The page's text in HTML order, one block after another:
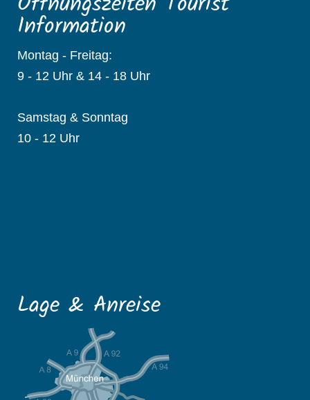
Information
Montag - Freitag:
9 - 12 Uhr & 14 - 18 Uhr
Samstag & Sonntag
10 - 12 Uhr
Lage & Anreise